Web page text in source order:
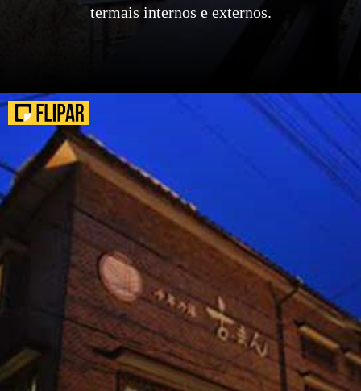
termais internos e externos.